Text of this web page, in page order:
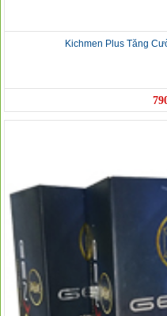
Kichmen Plus Tăng